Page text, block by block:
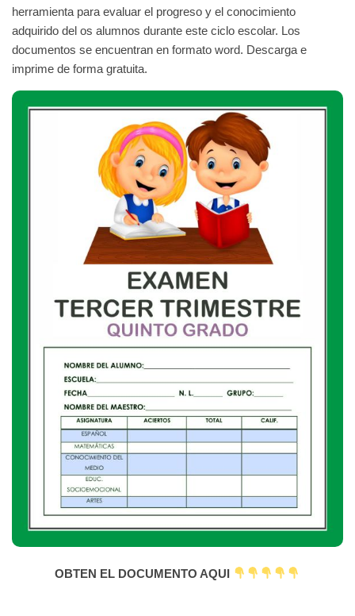
herramienta para evaluar el progreso y el conocimiento
adquirido del os alumnos durante este ciclo escolar. Los
documentos se encuentran en formato word. Descarga e
imprime de forma gratuita.
OBTEN EL DOCUMENTO AQUI